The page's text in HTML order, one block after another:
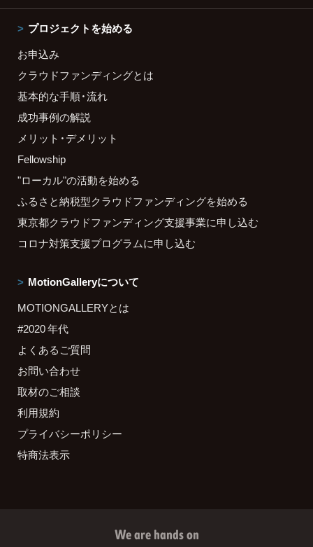
プロジェクトを始める
お申込み
クラウドファンディングとは
基本的な手順・流れ
成功事例の解説
メリット・デメリット
Fellowship
"ローカル"の活動を始める
ふるさと納税型クラウドファンディングを始める
東京都クラウドファンディング支援事業に申し込む
コロナ対策支援プログラムに申し込む
MotionGalleryについて
MOTIONGALLERYとは
#2020 年代
よくあるご質問
お問い合わせ
取材のご相談
利用規約
プライバシーポリシー
特商法表示
We are hands on